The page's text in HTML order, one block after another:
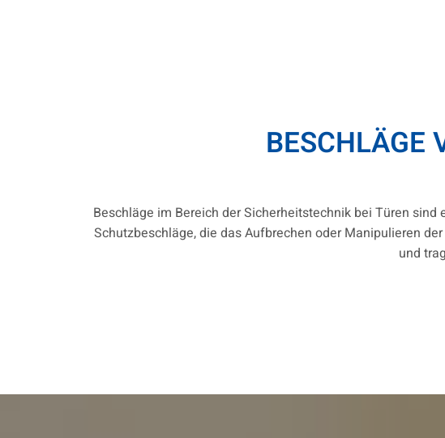
BESCHLÄGE
Beschläge im Bereich der Sicherheitstechnik bei Türen
Schutzbeschläge, die das Aufbrechen oder Manipulieren
und